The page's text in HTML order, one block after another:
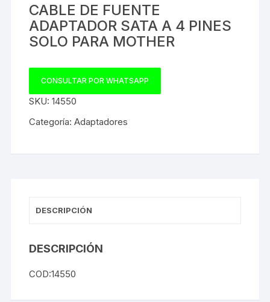
CABLE DE FUENTE
ADAPTADOR SATA A 4 PINES
SOLO PARA MOTHER
CONSULTAR POR WHATSAPP
SKU:14550
Categoría:Adaptadores
DESCRIPCIÓN
DESCRIPCIÓN
COD:14550